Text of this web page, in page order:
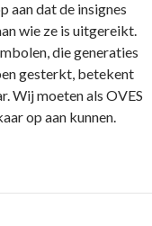
aan dat de insignes
wie ze is uitgereikt.
die generaties
gesterkt, betekent
Wij moeten als OVES
op aan kunnen.